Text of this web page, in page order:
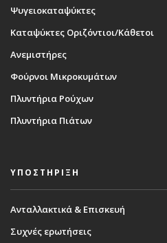
Ψυγειοκαταψύκτες
Καταψύκτες Οριζόντιοι/Κάθετοι
Ανεμιστήρες
Φούρνοι Μικροκυμάτων
Πλυντήρια Ρούχων
Πλυντήρια Πιάτων
ΥΠΟΣΤΗΡΙΞΗ
Ανταλλακτικά & Επισκευή
Συχνές ερωτήσεις